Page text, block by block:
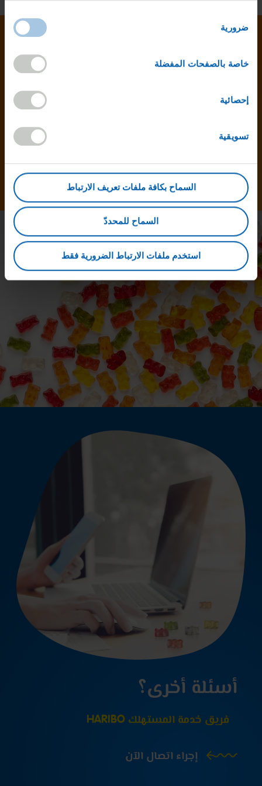
اختيار
الموافقة
ضرورية
خاصة بالصفحات المفضلة
إحصائية
تسويقية
السماح بكافة ملفات تعريف الارتباط
السماح للمحددّ
استخدم ملفات الارتباط الضرورية فقط
160 مليون
هذا هو عدد الدببة الذهبية Goldbears التي ننتجها يوميًا
حول العالم. وفي كل مكان نعتمد على أفضل المكونات
تأتي دائما في المقام الأول!
المزيد في هذا الشأن
أسئلة أخرى؟
فريق خدمة المستهلك HARIBO
إجراء اتصال الآن